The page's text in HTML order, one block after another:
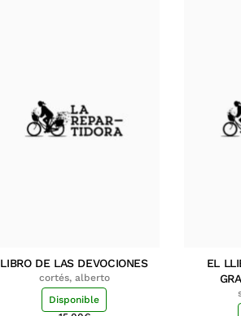
LIBRO DE LAS DEVOCIONES
cortés, alberto
Disponible
EL